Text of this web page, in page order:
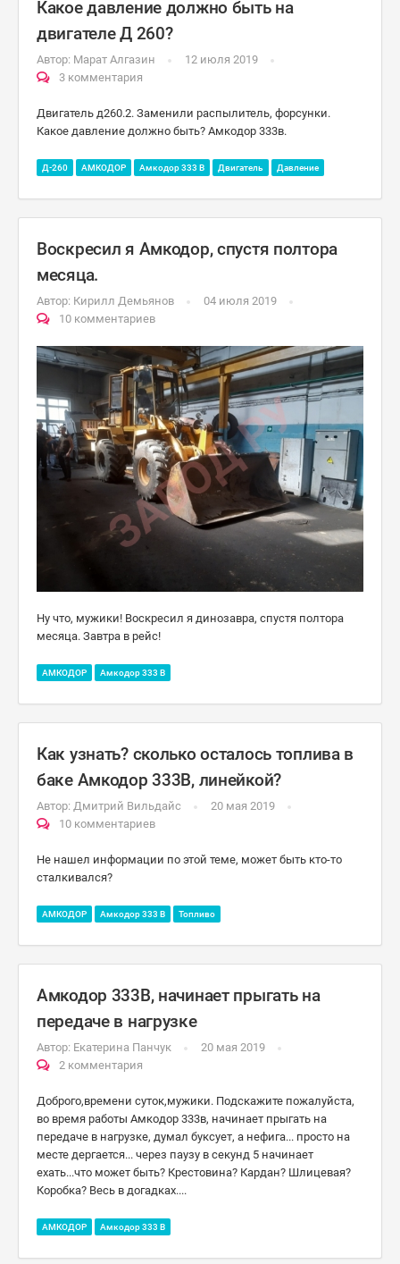
Какое давление должно быть на
двигателе Д 260?
Автор: Марат Алгазин
12 июля 2019
3 комментария
Двигатель д260.2. Заменили распылитель, форсунки.
Какое давление должно быть? Амкодор 333в.
Д-260 АМКОДОР Амкодор 333 B Двигатель Давление
Воскресил я Амкодор, спустя полтора
месяца.
Автор: Кирилл Демьянов
04 июля 2019
10 комментариев
Ну что, мужики! Воскресил я динозавра, спустя полтора
месяца. Завтра в рейс!
АМКОДОР Амкодор 333 B
Как узнать? сколько осталось топлива в
баке Амкодор 333В, линейкой?
Автор: Дмитрий Вильдайс
20 мая 2019
10 комментариев
Не нашел информации по этой теме, может быть кто-то
сталкивался?
АМКОДОР Амкодор 333 B Топливо
Амкодор 333В, начинает прыгать на
передаче в нагрузке
Автор: Екатерина Панчук
20 мая 2019
2 комментария
Доброго,времени суток,мужики. Подскажите пожалуйста,
во время работы Амкодор 333в, начинает прыгать на
передаче в нагрузке, думал буксует, а нефига... просто на
месте дергается... через паузу в секунд 5 начинает
ехать...что может быть? Крестовина? Кардан? Шлицевая?
Коробка? Весь в догадках....
АМКОДОР Амкодор 333 B